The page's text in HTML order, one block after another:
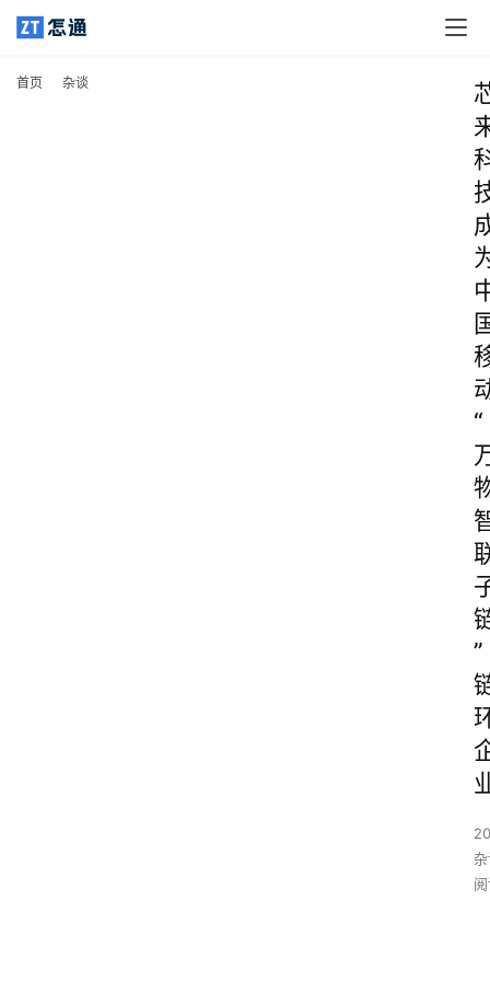
首页 杂谈
“
”